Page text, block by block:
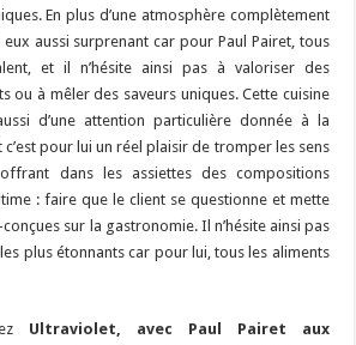
En plus d’une atmosphère complètement
aussi surprenant car pour Paul Pairet, tous
et il n’hésite ainsi pas à valoriser des
ou à mêler des saveurs uniques. Cette cuisine
d’une attention particulière donnée à la
pour lui un réel plaisir de tromper les sens
dans les assiettes des compositions
: faire que le client se questionne et mette
sur la gastronomie. Il n’hésite ainsi pas
plus étonnants car pour lui, tous les aliments
Ultraviolet, avec Paul Pairet aux